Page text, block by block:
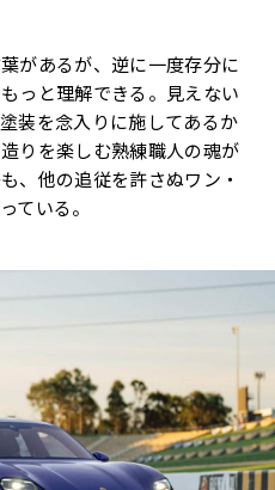
があるが、逆に一度存分に
っと理解できる。見えない
装を念入りに施してあるか
りを楽しむ熟練職人の魂が
、他の追従を許さぬワン・
ている。